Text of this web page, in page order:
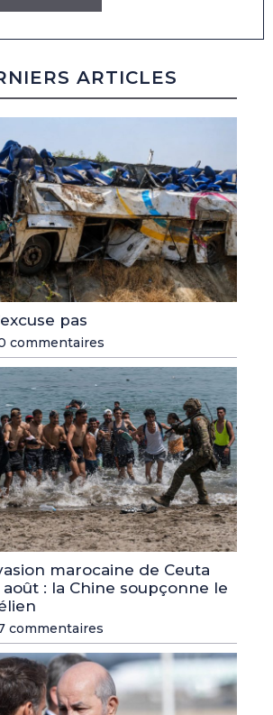
ARTICLES
pas
commentaires
marocaine de Ceuta
août : la Chine soupçonne le
commentaires